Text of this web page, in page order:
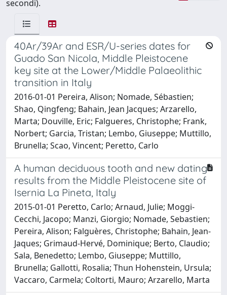
secondi).
40Ar/39Ar and ESR/U-series dates for
Guado San Nicola, Middle Pleistocene
key site at the Lower/Middle Palaeolithic
transition in Italy
2016-01-01 Pereira, Alison; Nomade, Sébastien;
Shao, Qingfeng; Bahain, Jean Jacques; Arzarello,
Marta; Douville, Eric; Falgueres, Christophe; Frank,
Norbert; Garcia, Tristan; Lembo, Giuseppe; Muttillo,
Brunella; Scao, Vincent; Peretto, Carlo
A human deciduous tooth and new dating
results from the Middle Pleistocene site of
Isernia La Pineta, Italy
2015-01-01 Peretto, Carlo; Arnaud, Julie; Moggi-
Cecchi, Jacopo; Manzi, Giorgio; Nomade, Sebastien;
Pereira, Alison; Falguères, Christophe; Bahain, Jean-
Jaques; Grimaud-Hervé, Dominique; Berto, Claudio;
Sala, Benedetto; Lembo, Giuseppe; Muttillo,
Brunella; Gallotti, Rosalia; Thun Hohenstein, Ursula;
Vaccaro, Carmela; Coltorti, Mauro; Arzarello, Marta